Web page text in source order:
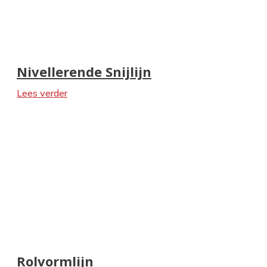
Nivellerende Snijlijn
Lees verder
Rolvormlijn